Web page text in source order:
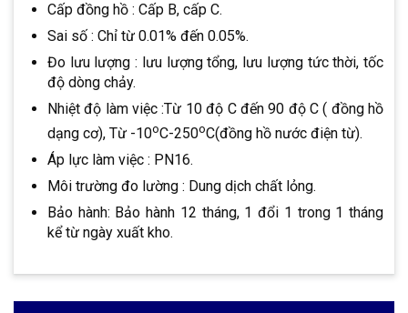
Cấp đồng hồ : Cấp B, cấp C.
Sai số : Chỉ từ 0.01% đến 0.05%.
Đo lưu lượng : lưu lượng tổng, lưu lượng tức thời, tốc
độ dòng chảy.
Nhiệt độ làm việc :Từ 10 độ C đến 90 độ C ( đồng hồ
dạng cơ), Từ -10oC-250oC(đồng hồ nước điện từ).
Áp lực làm việc : PN16.
Môi trường đo lường : Dung dịch chất lỏng.
Bảo hành: Bảo hành 12 tháng, 1 đổi 1 trong 1 tháng
kể từ ngày xuất kho.